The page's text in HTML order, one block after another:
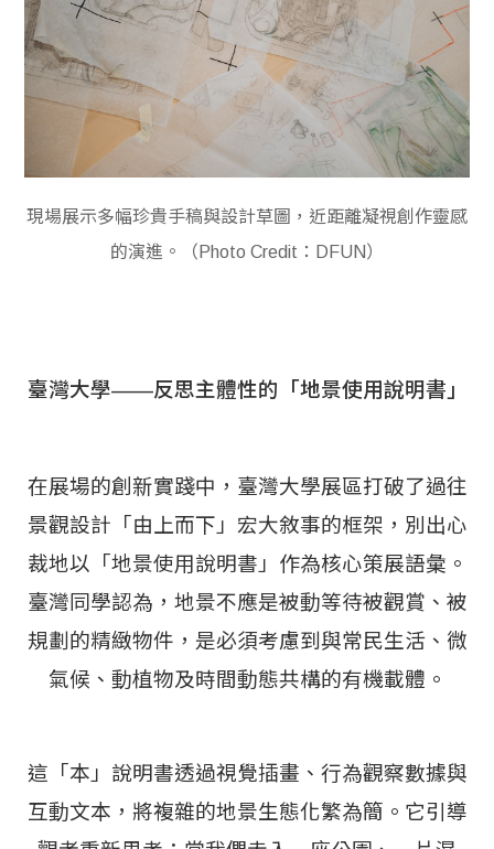
現場展示多幅珍貴手稿與設計草圖，近距離凝視創作靈感
的演進。（Photo Credit：DFUN）
臺灣大學——反思主體性的「地景使用說明書」
在展場的創新實踐中，臺灣大學展區打破了過往
景觀設計「由上而下」宏大敘事的框架，別出心
裁地以「地景使用說明書」作為核心策展語彙。
臺灣同學認為，地景不應是被動等待被觀賞、被
規劃的精緻物件，是必須考慮到與常民生活、微
氣候、動植物及時間動態共構的有機載體。
這「本」說明書透過視覺插畫、行為觀察數據與
互動文本，將複雜的地景生態化繁為簡。它引導